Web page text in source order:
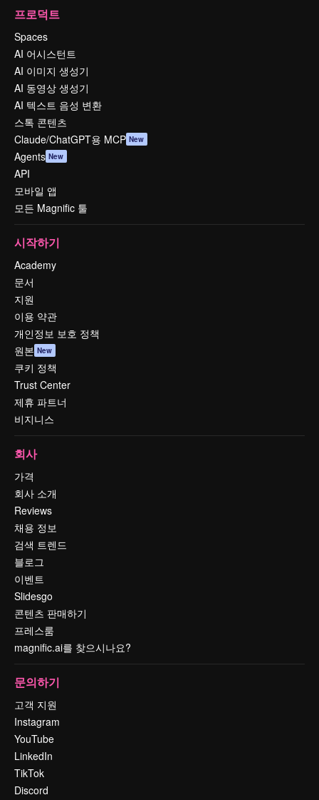
프로덕트
Spaces
AI 어시스턴트
AI 이미지 생성기
AI 동영상 생성기
AI 텍스트 음성 변환
스톡 콘텐츠
Claude/ChatGPT용 MCP New
Agents New
API
모바일 앱
모든 Magnific 툴
시작하기
Academy
문서
지원
이용 약관
개인정보 보호 정책
원본 New
쿠키 정책
Trust Center
제휴 파트너
비지니스
회사
가격
회사 소개
Reviews
채용 정보
검색 트렌드
블로그
이벤트
Slidesgo
콘텐츠 판매하기
프레스룸
magnific.ai를 찾으시나요?
문의하기
고객 지원
Instagram
YouTube
LinkedIn
TikTok
Discord